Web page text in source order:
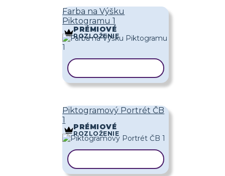
Farba na Výšku
Piktogramu 1
PRÉMIOVÉ
ROZLOŽENIE
Piktogramový Portrét ČB
1
PRÉMIOVÉ
ROZLOŽENIE